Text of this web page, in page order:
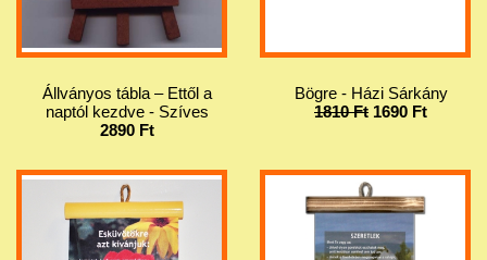
Állványos tábla – Ettől a
naptól kezdve - Szíves
2890 Ft
Bögre - Házi Sárkány
1810 Ft 1690 Ft